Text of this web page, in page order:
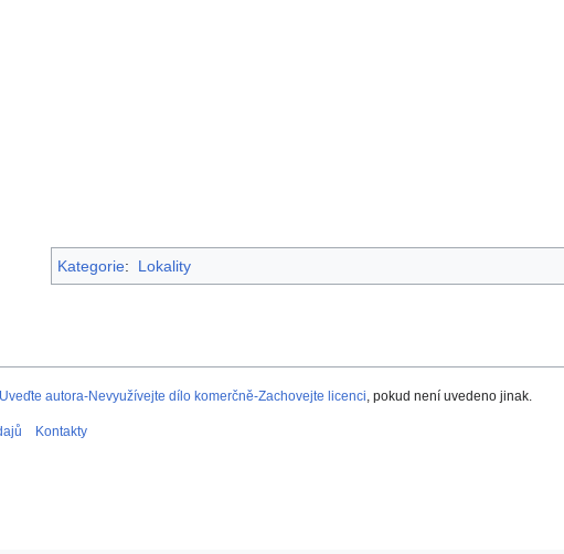
Kategorie: Lokality
autora-Nevyužívejte dílo komerčně-Zachovejte licenci, pokud není uvedeno jinak.
Kontakty